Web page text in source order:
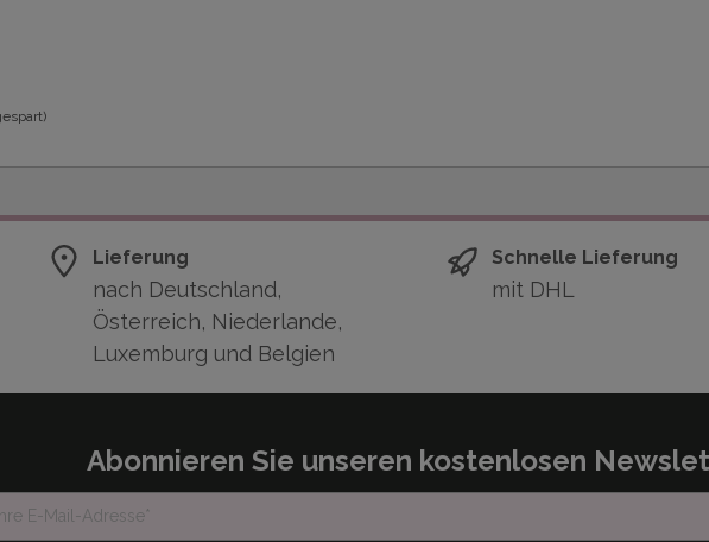
Lieferung
nach Deutschland,
Österreich, Niederlande,
Luxemburg und Belgien
Schnelle Lieferung
mit DHL
Abonnieren Sie unseren kostenlosen